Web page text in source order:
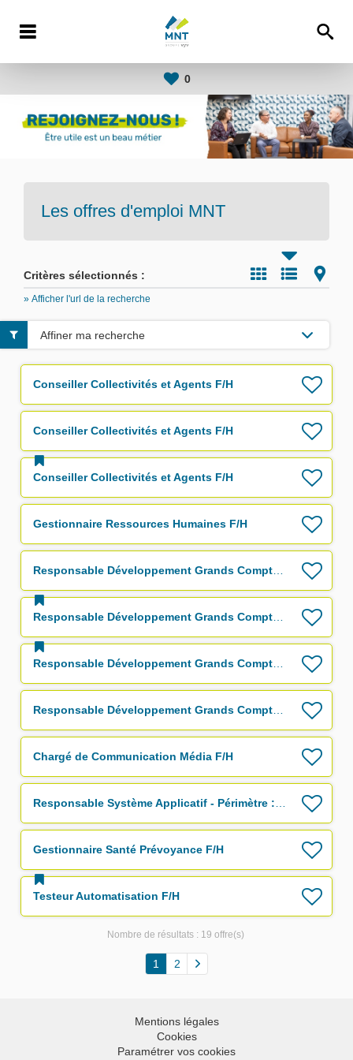
0
Les offres d'emploi MNT
Critères sélectionnés :
» Afficher l'url de la recherche
Conseiller Collectivités et Agents F/H
Conseiller Collectivités et Agents F/H
Conseiller Collectivités et Agents F/H
Gestionnaire Ressources Humaines F/H
Chargé de Communication Média F/H
Gestionnaire Santé Prévoyance F/H
Testeur Automatisation F/H
Affiner ma recherche
Nombre de résultats : 19 offre(s)
1 2
Mentions légales
Cookies
Paramétrer vos cookies